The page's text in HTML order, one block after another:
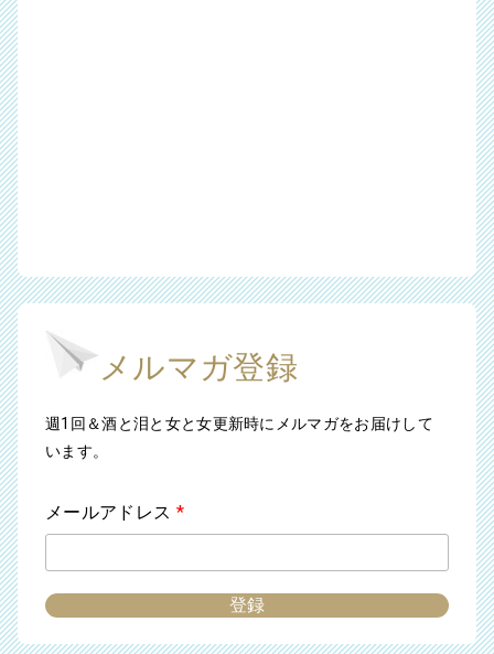
メルマガ登録
週1回＆酒と泪と女と女更新時にメルマガをお届けして
います。
メールアドレス *